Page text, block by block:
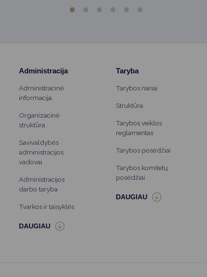
Administracija
Administracinė
informacija
Organizacinė
struktūra
Savivaldybės
administracijos
vadovai
Administracijos
darbo taryba
Tvarkos ir taisyklės
Taryba
Tarybos nariai
Struktūra
Tarybos veiklos
reglamentas
Tarybos posėdžiai
Tarybos komitetų
posėdžiai